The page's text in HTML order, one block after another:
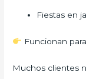
Fiestas en
Funcionan
Muchos clientes